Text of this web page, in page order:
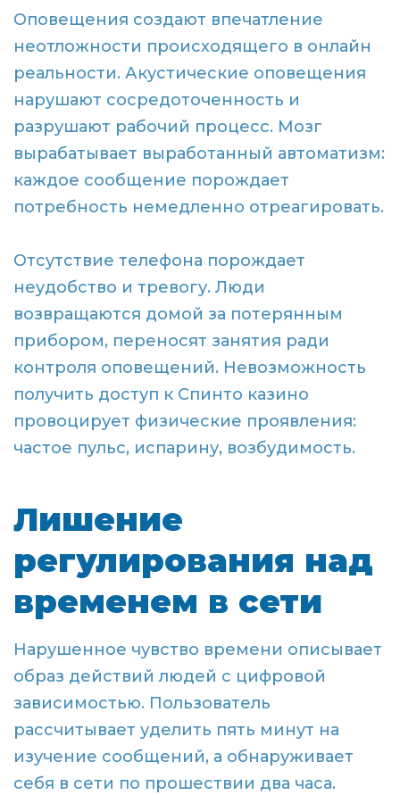
Оповещения создают впечатление
неотложности происходящего в онлайн
реальности. Акустические оповещения
нарушают сосредоточенность и
разрушают рабочий процесс. Мозг
вырабатывает выработанный автоматизм:
каждое сообщение порождает
потребность немедленно отреагировать.
Отсутствие телефона порождает
неудобство и тревогу. Люди
возвращаются домой за потерянным
прибором, переносят занятия ради
контроля оповещений. Невозможность
получить доступ к Спинто казино
провоцирует физические проявления:
частое пульс, испарину, возбудимость.
Лишение
регулирования над
временем в сети
Нарушенное чувство времени описывает
образ действий людей с цифровой
зависимостью. Пользователь
рассчитывает уделить пять минут на
изучение сообщений, а обнаруживает
себя в сети по прошествии два часа.